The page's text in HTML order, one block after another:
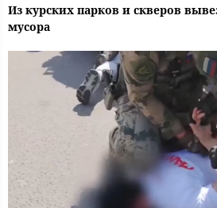
Из курских парков и скверов
мусора